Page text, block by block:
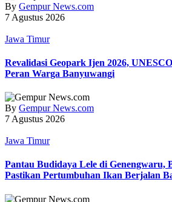
By Gempur News.com
7 Agustus 2026
Jawa Timur
Revalidasi Geopark Ijen 2026,
Peran Warga Banyuwangi
By Gempur News.com
7 Agustus 2026
Jawa Timur
Pantau Budidaya Lele di Genengwaru,
Pastikan Pertumbuhan Ikan Berjalan